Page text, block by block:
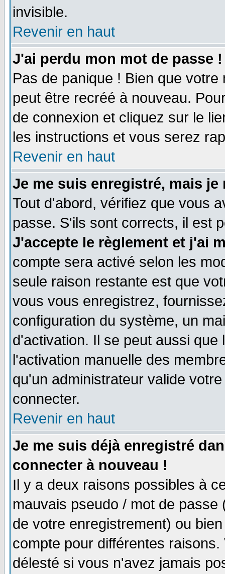
invisible.
Revenir en haut
J'ai perdu mon mot de passe !
Pas de panique ! Bien que
peut être recréé à nouveau.
de connexion et cliquez sur le
les instructions et vous serez
Revenir en haut
Je me suis enregistré, mais
Tout d'abord, vérifiez que vous
passe. S'ils sont corrects, il est
J'accepte le règlement et j'ai
compte sera activé selon les
seule raison restante est que
vous vous enregistrez,
configuration du système, un
d'activation. Il se peut aussi
l'activation manuelle des
qu'un administrateur valide
connecter.
Revenir en haut
Je me suis déjà enregistré
connecter à nouveau !
Il y a deux raisons possibles à
mauvais pseudo / mot de
de votre enregistrement) ou
compte pour différentes
délesté si vous n'avez jamais